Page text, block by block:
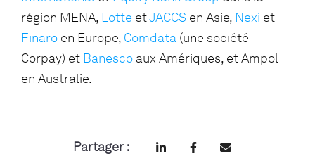
région MENA, Lotte etJACCS en Asie, Nexi et
Finaro en Europe, Comdata (une société
Corpay) et Banesco aux Amériques, et Ampol
en Australie.
Partager :